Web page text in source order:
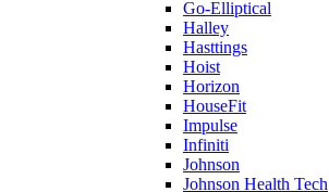
Go-Elliptical
Halley
Hasttings
Hoist
Horizon
HouseFit
Impulse
Infiniti
Johnson
Johnson Health Tech